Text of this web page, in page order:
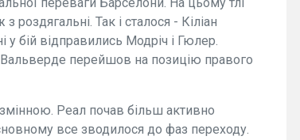
роздягальні. Так і сталося - Кіліан
у бій відправились Модріч і Гюлер.
перейшов на позицію правого
Реал почав більш активно
все зводилося до фаз переходу.